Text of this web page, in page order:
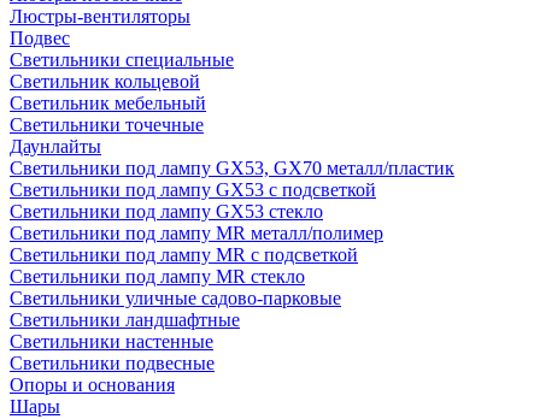
Люстры-вентиляторы
Подвес
Светильники специальные
Светильник кольцевой
Светильник мебельный
Светильники точечные
Даунлайты
Светильники под лампу GX53, GX70 металл/пластик
Светильники под лампу GX53 с подсветкой
Светильники под лампу GX53 стекло
Светильники под лампу MR металл/полимер
Светильники под лампу MR с подсветкой
Светильники под лампу MR стекло
Светильники уличные садово-парковые
Светильники ландшафтные
Светильники настенные
Светильники подвесные
Опоры и основания
Шары